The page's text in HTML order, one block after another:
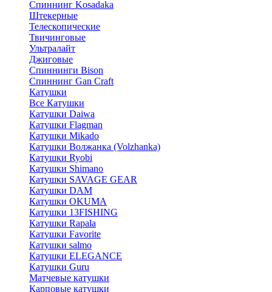
Спиннинг Kosadaka
Штекерные
Телескопические
Твичинговые
Ультралайт
Джиговые
Спиннинги Bison
Спиннинг Gan Craft
Катушки
Все Катушки
Катушки Daiwa
Катушки Flagman
Катушки Mikado
Катушки Волжанка (Volzhanka)
Катушки Ryobi
Катушки Shimano
Катушки SAVAGE GEAR
Катушки DAM
Катушки OKUMA
Катушки 13FISHING
Катушки Rapala
Катушки Favorite
Катушки salmo
Катушки ELEGANCE
Катушки Guru
Матчевые катушки
Карповые катушки